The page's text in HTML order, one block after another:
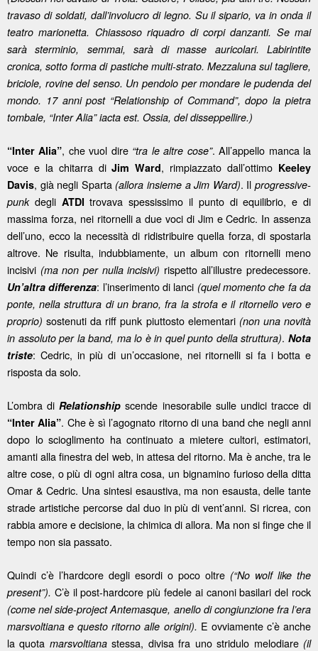
travaso di soldati, dall’involucro di legno. Su il sipario, va in onda il
teatro marionetta. Chiassoso riquadro di corpi danzanti. Se mai
sarà sterminio, semmai, sarà di masse auricolari. Labirintite
cronica, sotto forma di pastiche multi-strato. Mezzaluna sul tagliere,
briciole, rovine del senso. Un pendolo per mondare le pudenda del
mondo. 17 anni post “Relationship of Command”, dopo la pietra
tombale, “Inter Alia” iacta est. Ossia, del disseppellire.)
“Inter Alia”, che vuol dire “tra le altre cose”. All’appello manca la
voce e la chitarra diJim Ward, rimpiazzato dall’ottimo Keeley
Davis, già negli Sparta (allora insieme a Jim Ward). Ilprogressive-
punkdegli ATDI trovava spessissimo il punto di equilibrio, e di
massima forza, nei ritornelli a due voci di Jim e Cedric. In assenza
dell’uno, ecco la necessità di ridistribuire quella forza, di spostarla
altrove. Ne risulta, indubbiamente, un album con ritornelli meno
incisivi (ma non per nulla incisivi) rispetto all’illustre predecessore.
Un’altra differenza: l’inserimento di lanci (quel momento che fa da
ponte, nella struttura di un brano, fra la strofa e il ritornello vero e
proprio) sostenuti da riff punk piuttosto elementari (non una novità
in assoluto per la band, ma lo è in quel punto della struttura).Nota
triste: Cedric, in più di un’occasione, nei ritornelli si fa i botta e
risposta da solo.
L’ombra diRelationship scende inesorabile sulle undici tracce di
“Inter Alia”. Che è sì l’agognato ritorno di una band che negli anni
dopo lo scioglimento ha continuato a mietere cultori, estimatori,
amanti alla finestra del web, in attesa del ritorno. Ma è anche, tra le
altre cose, o più di ogni altra cosa, un bignamino furioso della ditta
Omar & Cedric. Una sintesi esaustiva, ma non esausta, delle tante
strade artistiche percorse dal duo in più di vent’anni. Si ricrea, con
rabbia amore e decisione, la chimica di allora. Ma non si finge che il
tempo non sia passato.
Quindi c’è l’hardcore degli esordi o poco oltre (“No wolf like the
present”). C’è il post-hardcore più fedele ai canoni basilari del rock
(come nel side-project Antemasque, anello di congiunzione fra l’era
marsvoltiana e questo ritorno alle origini). E ovviamente c’è anche
la quota marsvoltianastessa, divisa fra uno stridulo melodiare (il